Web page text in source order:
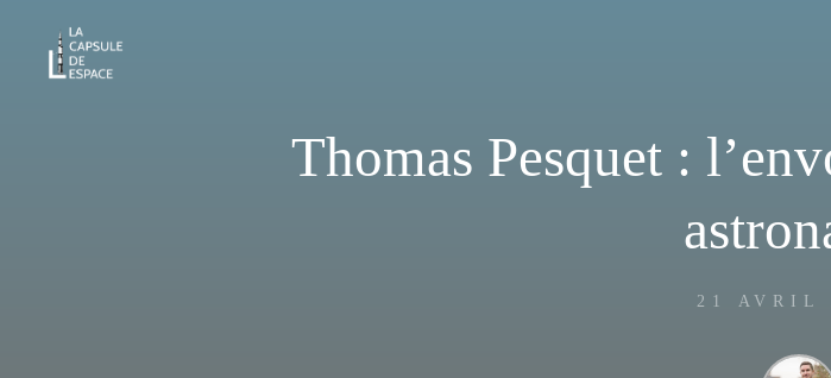
contenu
Thomas Pesquet :
21 AVRIL